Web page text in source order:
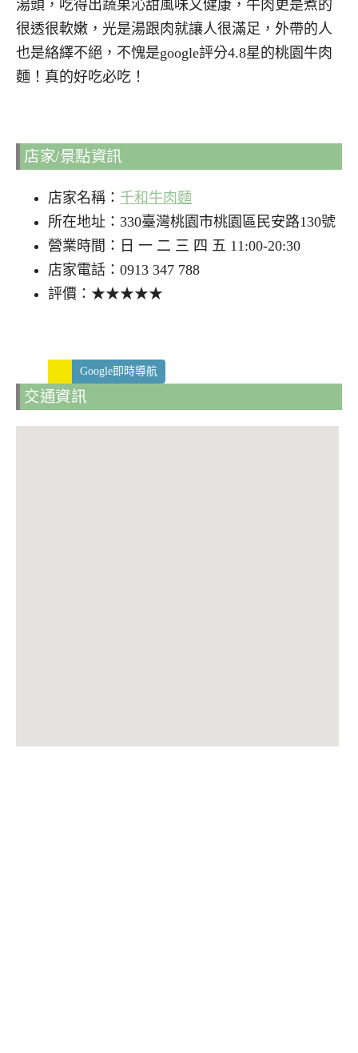
湯頭，吃得出蔬果沁甜風味又健康，牛肉更是煮的
很透很軟嫩，光是湯跟肉就讓人很滿足，外帶的人
也是絡繹不絕，不愧是google評分4.8星的桃園牛肉
麵！真的好吃必吃！
店家/景點資訊
店家名稱： 千和牛肉麵
所在地址：330臺灣桃園市桃園區民安路130號
營業時間：日 一 二 三 四 五 11:00-20:30
店家電話：0913 347 788
評價：★★★★★
Google即時導航
交通資訊